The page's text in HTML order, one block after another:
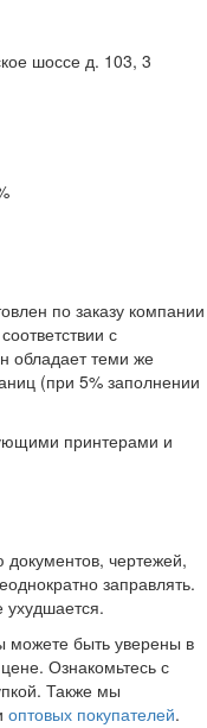
шоссе д. 103, 3
по заказу компании
с
обладает теми же
(при 5% заполнении
принтерами и
документов, чертежей,
заправлять.
ухудшается.
можете быть уверены в
Ознакомьтесь с
Также мы
оптовых покупателей.